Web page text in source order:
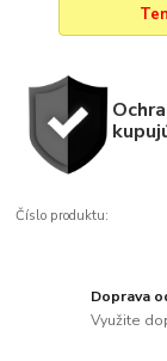
Číslo produktu:
Doprava
Využite